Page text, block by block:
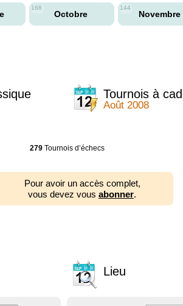
168
Octobre
144
Novembre
Tournois à
Août 2008
279Tournois d’échecs
Pour avoir un accès complet,
vous devez vous abonner.
Lieu